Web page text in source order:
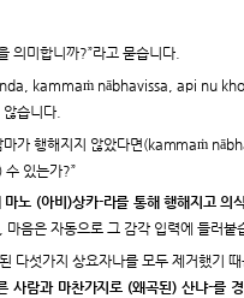
의미합니까?”라고 묻습니다.
kammaṁ nābhavissa, api nu
습니다.
마가 행해지지 않았다면(kammaṁ
있는가?”
노 (아비)상카-라를 통해 행해지고 의
음은 자동으로 그 감각 입력에 들러붙
다섯가지 상요자나를 모두 제거했기
사람과 마찬가지로 (왜곡된) 산냐-를